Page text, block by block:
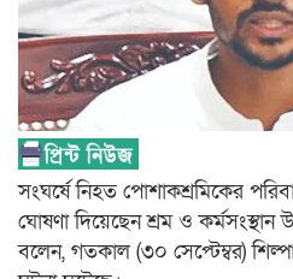
সংঘর্ষে নিহত পোশাকশ্রমিকের
ঘোষণা দিয়েছেন শ্রম ও
বলেন, গতকাল (৩০ সেপ্টেম্বর)